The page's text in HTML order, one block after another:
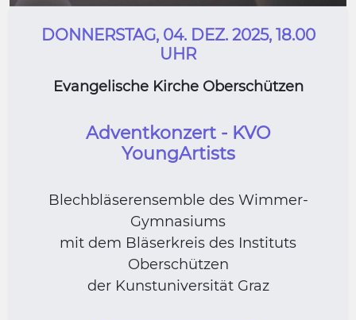
DONNERSTAG, 04. DEZ. 2025, 18.00
UHR
Evangelische Kirche Oberschützen
Adventkonzert - KVO
YoungArtists
Blechbläserensemble des Wimmer-
Gymnasiums
mit dem Bläserkreis des Instituts
Oberschützen
der Kunstuniversität Graz